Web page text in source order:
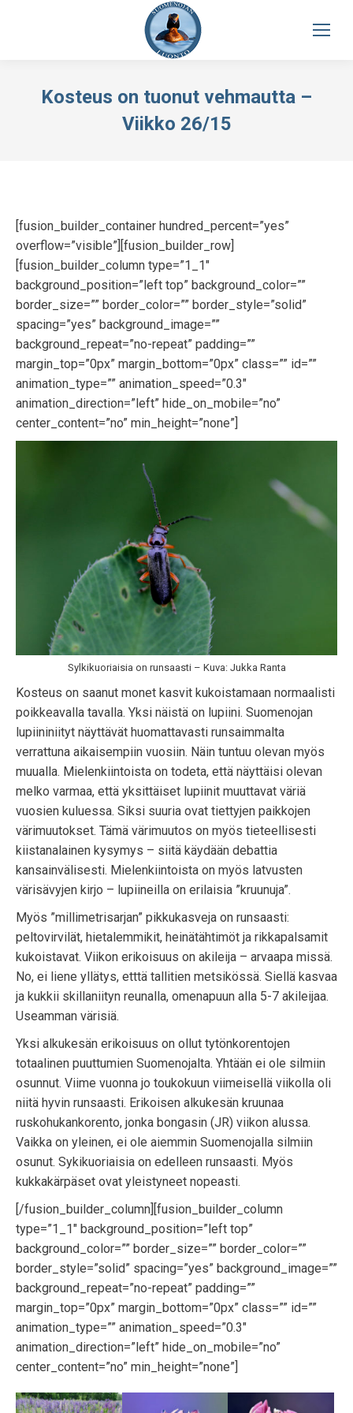
Kosteus on tuonut vehmautta –
Viikko 26/15
[fusion_builder_container hundred_percent=”yes”
overflow=”visible”][fusion_builder_row]
[fusion_builder_column type=”1_1″
background_position=”left top” background_color=””
border_size=”” border_color=”” border_style=”solid”
spacing=”yes” background_image=””
background_repeat=”no-repeat” padding=””
margin_top=”0px” margin_bottom=”0px” class=”” id=””
animation_type=”” animation_speed=”0.3″
animation_direction=”left” hide_on_mobile=”no”
center_content=”no” min_height=”none”]
Sylkikuoriaisia on runsaasti – Kuva: Jukka Ranta
Kosteus on saanut monet kasvit kukoistamaan normaalisti
poikkeavalla tavalla. Yksi näistä on lupiini. Suomenojan
lupiininiityt näyttävät huomattavasti runsaimmalta
verrattuna aikaisempiin vuosiin. Näin tuntuu olevan myös
muualla. Mielenkiintoista on todeta, että näyttäisi olevan
melko varmaa, että yksittäiset lupiinit muuttavat väriä
vuosien kuluessa. Siksi suuria ovat tiettyjen paikkojen
värimuutokset. Tämä värimuutos on myös tieteellisesti
kiistanalainen kysymys – siitä käydään debattia
kansainvälisesti. Mielenkiintoista on myös latvusten
värisävyjen kirjo – lupiineilla on erilaisia ”kruunuja”.
Myös ”millimetrisarjan” pikkukasveja on runsaasti:
peltovirvilät, hietalemmikit, heinätähtimöt ja rikkapalsamit
kukoistavat. Viikon erikoisuus on akileija – arvaapa missä.
No, ei liene yllätys, etttä tallitien metsikössä. Siellä kasvaa
ja kukkii skillaniityn reunalla, omenapuun alla 5-7 akileijaa.
Useamman värisiä.
Yksi alkukesän erikoisuus on ollut tytönkorentojen
totaalinen puuttumien Suomenojalta. Yhtään ei ole silmiin
osunnut. Viime vuonna jo toukokuun viimeisellä viikolla oli
niitä hyvin runsaasti. Erikoisen alkukesän kruunaa
ruskohukankorento, jonka bongasin (JR) viikon alussa.
Vaikka on yleinen, ei ole aiemmin Suomenojalla silmiin
osunut. Sykikuoriaisia on edelleen runsaasti. Myös
kukkakärpäset ovat yleistyneet nopeasti.
[/fusion_builder_column][fusion_builder_column
type=”1_1″ background_position=”left top”
background_color=”” border_size=”” border_color=””
border_style=”solid” spacing=”yes” background_image=””
background_repeat=”no-repeat” padding=””
margin_top=”0px” margin_bottom=”0px” class=”” id=””
animation_type=”” animation_speed=”0.3″
animation_direction=”left” hide_on_mobile=”no”
center_content=”no” min_height=”none”]